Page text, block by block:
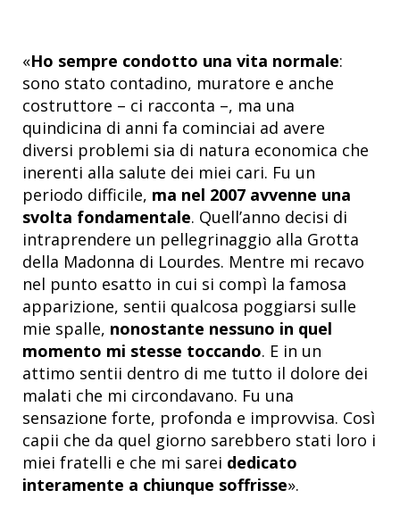
«Ho sempre condotto una vita normale:
sono stato contadino, muratore e anche
costruttore – ci racconta –, ma una
quindicina di anni fa cominciai ad avere
diversi problemi sia di natura economica che
inerenti alla salute dei miei cari. Fu un
periodo difficile, ma nel 2007 avvenne una
svolta fondamentale. Quell’anno decisi di
intraprendere un pellegrinaggio alla Grotta
della Madonna di Lourdes. Mentre mi recavo
nel punto esatto in cui si compì la famosa
apparizione, sentii qualcosa poggiarsi sulle
mie spalle, nonostante nessuno in quel
momento mi stesse toccando. E in un
attimo sentii dentro di me tutto il dolore dei
malati che mi circondavano. Fu una
sensazione forte, profonda e improvvisa. Così
capii che da quel giorno sarebbero stati loro i
miei fratelli e che mi sarei dedicato
interamente a chiunque soffrisse».